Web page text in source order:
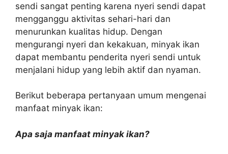
sendi sangat penting karena nyeri sendi dapat
mengganggu aktivitas sehari-hari dan
menurunkan kualitas hidup. Dengan
mengurangi nyeri dan kekakuan, minyak ikan
dapat membantu penderita nyeri sendi untuk
menjalani hidup yang lebih aktif dan nyaman.
Berikut beberapa pertanyaan umum mengenai
manfaat minyak ikan:
Apa saja manfaat minyak ikan?